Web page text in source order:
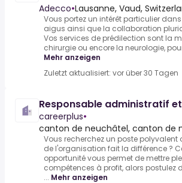
Adecco•Lausanne, Vaud,
Vous portez un intérêt particulier
aigus ainsi que la collaboration
Vos services de prédilection sont la
chirurgie ou encore la neurologie,
Mehr anzeigen
Zuletzt aktualisiert: vor über 30 Tagen
Responsable administratif
careerplus•
canton de neuchâtel, canton de
Vous recherchez un poste polyvalent
de l'organisation fait la différence ?
opportunité vous permet de mettre
compétences à profit, alors postulez
... Mehr anzeigen